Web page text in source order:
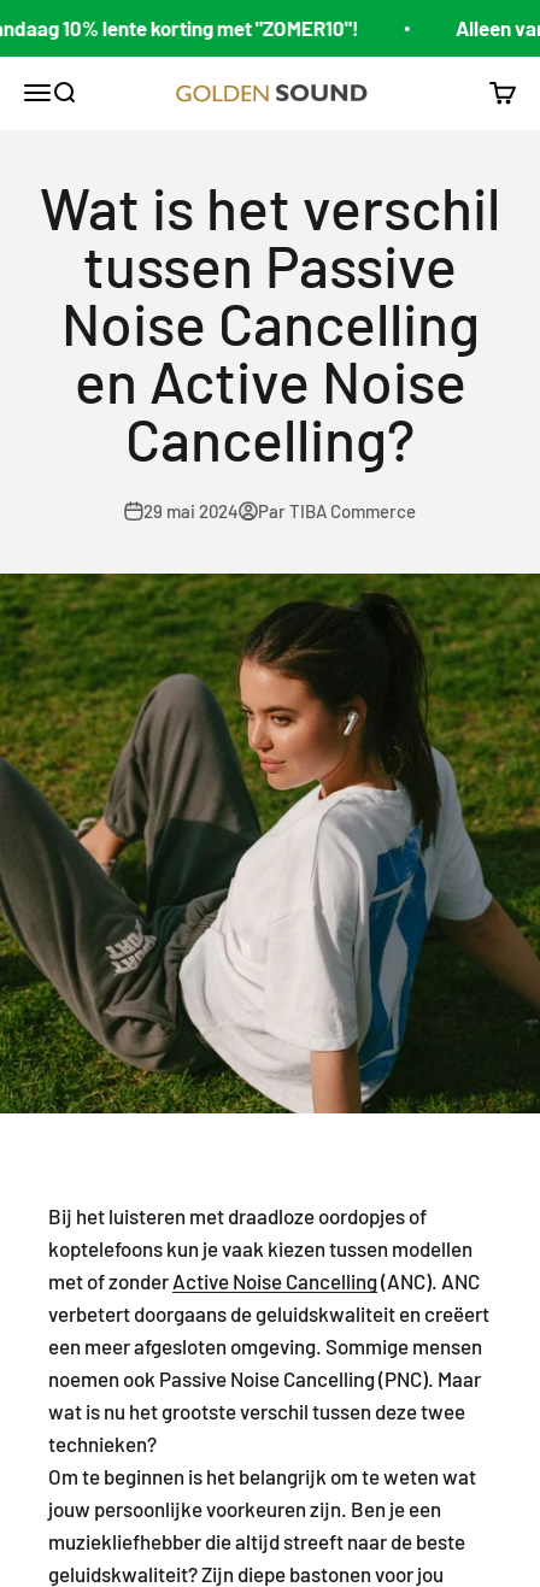
10% lente korting met "ZOMER10"! Alleen
Ouvrir la navigation
Ouvrir la rechercheGolden Sound Voir
Wat is het verschil
tussen Passive
Noise Cancelling
en Active Noise
Cancelling?
29 mai 2024 Par TIBA Commerce
Bij het luisteren met draadloze oordopjes of
koptelefoons kun je vaak kiezen tussen modellen
met of zonder Active Noise Cancelling(ANC). ANC
verbetert doorgaans de geluidskwaliteit en creëert
een meer afgesloten omgeving. Sommige mensen
noemen ook Passive Noise Cancelling (PNC). Maar
wat is nu het grootste verschil tussen deze twee
technieken?
Om te beginnen is het belangrijk om te weten wat
jouw persoonlijke voorkeuren zijn. Ben je een
muziekliefhebber die altijd streeft naar de beste
geluidskwaliteit? Zijn diepe bastonen voor jou